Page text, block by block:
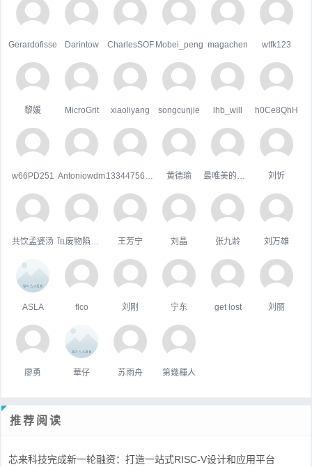
Gerardofisse Darintow CharlesSOF Mobei_peng magachen wtfk123
黎媛 MicroGrit xiaoliyang songcunjie lhb_will h0Ce8QhH
w66PD251 Antoniowdm 黄德瑜 刘忻
共饮孟婆汤 王芳宁 刘晶 张九龄 刘万雄
ASLA flco 刘刚 宁东 get lost 刘丽
廖勇 華仔 苏雨舟 第幾種人
推荐阅读
芯来科技完成新一轮融资：打造一站式RISC-V设计和应用平台